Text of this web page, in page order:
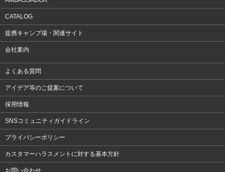
CATALOG
提携キャンプ場・関連サイト
会社案内
よくある質問
アイデア等のご提案について
採用情報
SNSコミュニティガイドライン
プライバシーポリシー
カスタマーハラスメントに対する基本方針
お問い合わせ